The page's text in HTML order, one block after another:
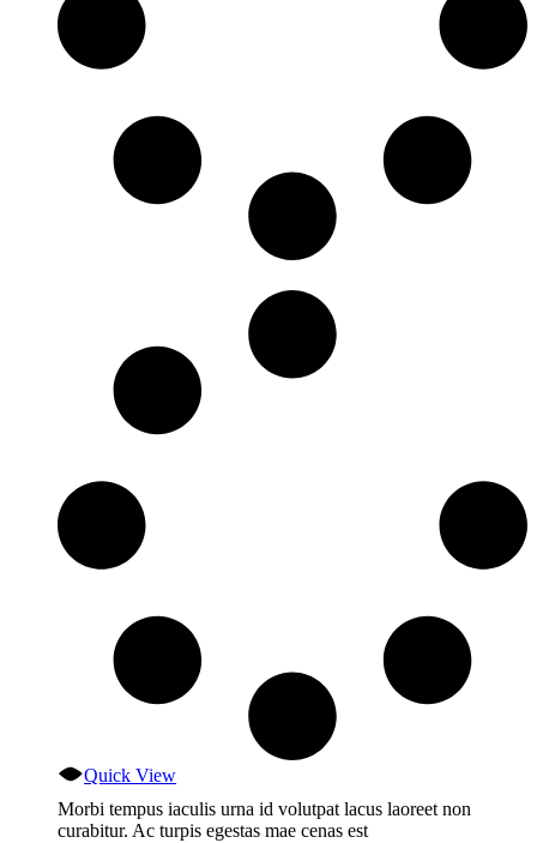
Quick View
Morbi tempus iaculis urna id volutpat lacus laoreet non
curabitur. Ac turpis egestas mae cenas est